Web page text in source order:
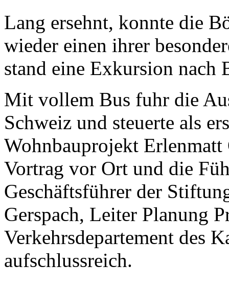
Lang ersehnt, konnte die
wieder einen ihrer
stand eine Exkursion nach
Mit vollem Bus fuhr die
Schweiz und steuerte als
Wohnbauprojekt
Vortrag vor Ort und die
Geschäftsführer der
Gerspach, Leiter Planung
Verkehrsdepartement des
aufschlussreich.